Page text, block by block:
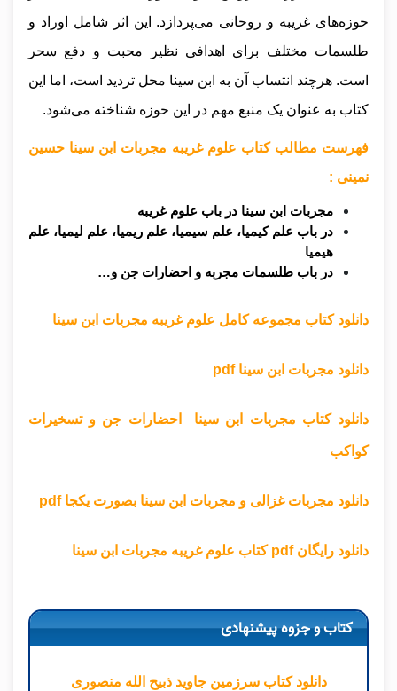
حوزه‌های غریبه و روحانی می‌پردازد. این اثر شامل اوراد و
طلسمات مختلف برای اهدافی نظیر محبت و دفع سحر
است. هرچند انتساب آن به ابن سینا محل تردید است، اما این
کتاب به عنوان یک منبع مهم در این حوزه شناخته می‌شود.
فهرست مطالب کتاب علوم غریبه مجربات ابن سینا حسین
نمینی :
مجربات ابن سینا در باب علوم غریبه
در باب علم کیمیا، علم سیمیا، علم ریمیا، علم لیمیا، علم
هیمیا
در باب طلسمات مجربه و احضارات جن و…
دانلود کتاب مجموعه کامل علوم غریبه مجربات ابن سینا
دانلود مجربات ابن سینا pdf
دانلود کتاب مجربات ابن سینا احضارات جن و تسخیرات
کواکب
دانلود مجربات غزالی و مجربات ابن سینا بصورت یکجا pdf
دانلود رایگان pdf کتاب علوم غریبه مجربات ابن سینا
کتاب و جزوه پیشنهادی
دانلود کتاب سرزمین جاوید ذبیح الله منصوری